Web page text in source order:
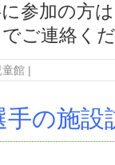
参加の方
ご連絡く
童館 |
の施設